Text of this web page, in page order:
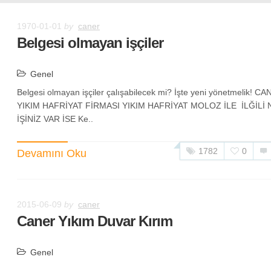
1970-01-01 by caner
Belgesi olmayan işçiler
Genel
Belgesi olmayan işçiler çalışabilecek mi? İşte yeni yönetmelik!
YIKIM HAFRİYAT FİRMASI YIKIM HAFRİYAT MOLOZ İLE İLĞİLİ
İŞİNİZ VAR İSE Ke..
Devamını Oku 1782 0
2015-06-09 by caner
Caner Yıkım Duvar Kırım
Genel